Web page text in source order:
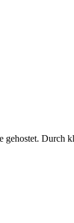
gehostet. Durch